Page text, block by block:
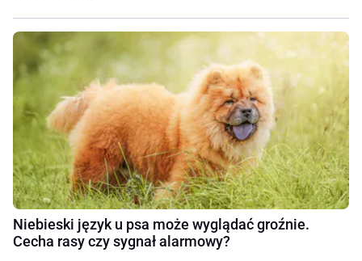
Niebieski język u psa może wyglądać groźnie.
Cecha rasy czy sygnał alarmowy?